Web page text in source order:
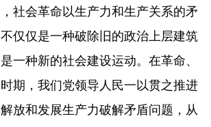
社会革命以生产力和生产关系的矛
仅仅是一种破除旧的政治上层建筑
一种新的社会建设运动。在革命、
期，我们党领导人民一以贯之推进
放和发展生产力破解矛盾问题，从